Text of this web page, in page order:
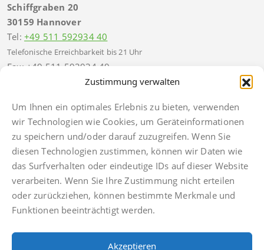
Zustimmung verwalten
Um Ihnen ein optimales Erlebnis zu bieten, verwenden
wir Technologien wie Cookies, um Geräteinformationen
zu speichern und/oder darauf zuzugreifen. Wenn Sie
diesen Technologien zustimmen, können wir Daten wie
das Surfverhalten oder eindeutige IDs auf dieser Website
verarbeiten. Wenn Sie Ihre Zustimmung nicht erteilen
oder zurückziehen, können bestimmte Merkmale und
Funktionen beeinträchtigt werden.
Akzeptieren
Schiffgraben 20
30159 Hannover
Tel: +49 511 592934 40
Telefonische Erreichbarkeit bis 21 Uhr
Fax: +49 511 592934 49
hannover@finkbeiner-kanzlei.de
Impressum
Datenschutz
Anwaltsdinge
Facebook